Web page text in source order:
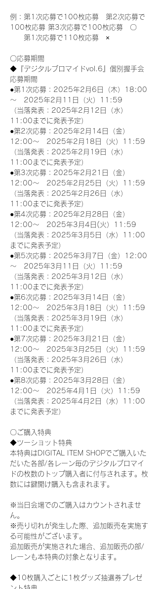
例：第1次応募で100枚応募　第2次応募で
100枚応募 第3次応募で100枚応募　〇
第1次応募で110枚応募　×
〇応募期間
◆『デジタルブロマイドvol.6』個別握手会
応募期間
●第1次応募：2025年2月6日（木）18:00
～　2025年2月11日（火）11:59
（当落発表：2025年2月12日（水）
11:00までに発表予定）
●第2次応募：2025年2月14日（金）
12:00～　2025年2月18日（火）11:59
（当落発表：2025年2月19日（水）
11:00までに発表予定）
●第3次応募：2025年2月21日（金）
12:00～　2025年2月25日（火）11:59
（当落発表：2025年2月26日（水）
11:00までに発表予定）
●第4次応募：2025年2月28日（金）
12:00～　2025年3月4日(火）11:59
（当落発表：2025年3月5日（水）11:00
までに発表予定）
●第5次応募：2025年3月7日（金）12:00
～　2025年3月11日（火）11:59
（当落発表：2025年3月12日（水）
11:00までに発表予定）
●第6次応募：2025年3月14日（金）
12:00～　2025年3月18日（火）11:59
（当落発表：2025年3月19日（水）
11:00までに発表予定）
●第7次応募：2025年3月21日（金）
12:00～　2025年3月25日（火）11:59
（当落発表：2025年3月26日（水）
11:00までに発表予定）
●第8次応募：2025年3月28日（金）
12:00～　2025年4月1日（火）11:59
（当落発表：2025年4月2日（水）11:00
までに発表予定）
〇ご購入特典
◆ツーショット特典
本特典はDIGITAL ITEM SHOPでご購入いた
だいた各部/各レーン毎のデジタルブロマイ
ドの枚数のトップ購入者に付与されます。枚
数には鍵開け購入も含まれます。
※当日会場でのご購入はカウントされませ
ん。
※売り切れが発生した際、追加販売を実施す
る可能性がございます。
追加販売が実施された場合、追加販売の部/
レーンも本特典の対象となります。
◆10枚購入ごとに1枚グッズ抽選券プレゼ